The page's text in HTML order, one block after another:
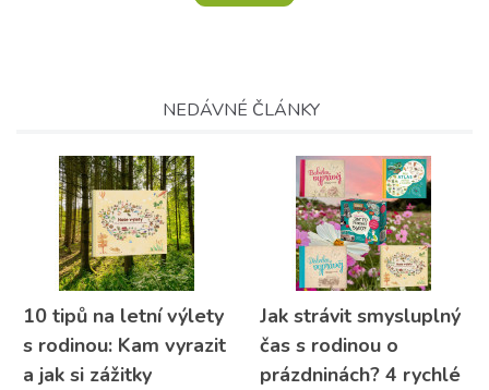
NEDÁVNÉ ČLÁNKY
10 tipů na letní výlety
s rodinou: Kam vyrazit
a jak si zážitky
Jak strávit smysluplný
čas s rodinou o
prázdninách? 4 rychlé